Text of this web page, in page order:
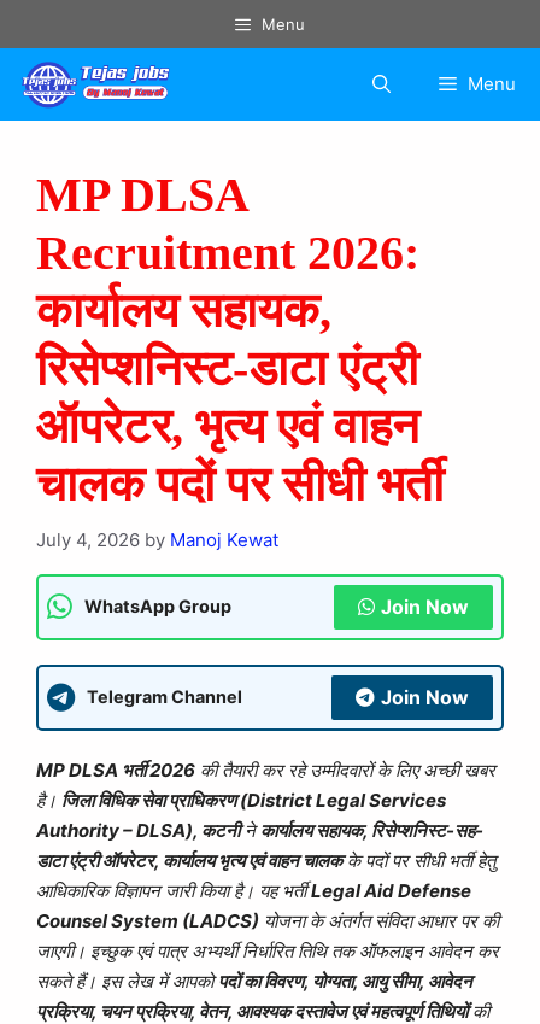
Menu
Menu
MP DLSA
Recruitment 2026:
कार्यालय सहायक,
रिसेप्शनिस्ट-डाटा एंट्री
ऑपरेटर, भृत्य एवं वाहन
चालक पदों पर सीधी भर्ती
July 4, 2026 by Manoj Kewat
WhatsApp Group Join Now
Telegram Channel Join Now
MP DLSA भर्ती 2026 की तैयारी कर रहे उम्मीदवारों के लिए अच्छी खबर
है। जिला विधिक सेवा प्राधिकरण (District Legal Services
Authority – DLSA), कटनीनेकार्यालय सहायक, रिसेप्शनिस्ट-सह-
डाटा एंट्री ऑपरेटर, कार्यालय भृत्य एवं वाहन चालकके पदों पर सीधी भर्ती हेतु
आधिकारिक विज्ञापन जारी किया है। यह भर्तीLegal Aid Defense
Counsel System (LADCS) योजना के अंतर्गत संविदा आधार पर की
जाएगी। इच्छुक एवं पात्र अभ्यर्थी निर्धारित तिथि तक ऑफलाइन आवेदन कर
सकते हैं। इस लेख में आपकोपदों का विवरण, योग्यता, आयु सीमा, आवेदन
प्रक्रिया, चयन प्रक्रिया, वेतन, आवश्यक दस्तावेज एवं महत्वपूर्ण तिथियोंकी